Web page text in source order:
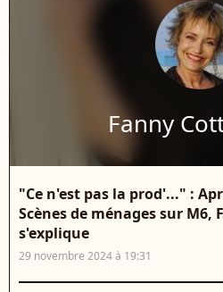
Fanny
"Ce n'est pas la prod'..." :
Scènes de ménages sur M6,
s'explique
29 novembre 2024 à 19:31